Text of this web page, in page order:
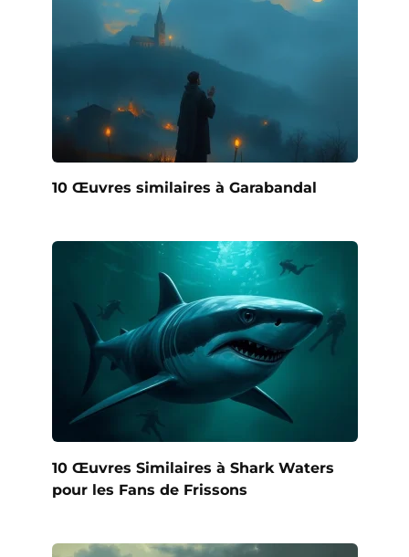
10 Œuvres similaires à Garabandal
10 Œuvres Similaires à Shark Waters
pour les Fans de Frissons